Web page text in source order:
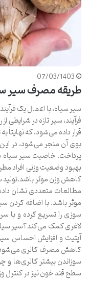
07/03/1403
طریقه مصرف سیر
سیر سیاه، با اعمال یک
فرآیند، سیر تازه در
قرار داده می‌شود، که نهایتاً
بوی آن منجر می‌شود، در
پرداخت. خاصیت سیر سیاه
بهبود وضعیت وزنی افراد
کاهش وزن موثر باشد.تولید
مطالعات متعددی نشان
موثر باشد. با اضافه کردن
سوزی را تسریع کرده و با
لاغری کمک می‌کند؟سیر
آپتیت و افزایش احساس
کاهش مصرف کالری می‌شود.
سوزاندن بیشتر کالری‌ها و
سطح قند خون نیز در کنترل